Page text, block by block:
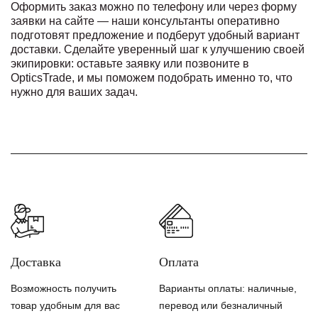
Оформить заказ можно по телефону или через форму
заявки на сайте — наши консультанты оперативно
подготовят предложение и подберут удобный вариант
доставки. Сделайте уверенный шаг к улучшению своей
экипировки: оставьте заявку или позвоните в
OpticsTrade, и мы поможем подобрать именно то, что
нужно для ваших задач.
Доставка
Возможность получить
товар удобным для вас
Оплата
Варианты оплаты: наличные,
перевод или безналичный